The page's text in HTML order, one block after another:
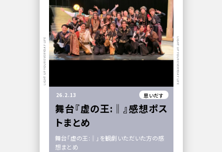
26.2.13 思いだす
舞台『虚の王:‖』感想ポス
トまとめ
舞台「虚の王:‖」を観劇いただいた方の感
想まとめ
LIGHT UP YOUR EVERYDAY LIFE LIGHT UP YOUR EVERYDAY LIFE